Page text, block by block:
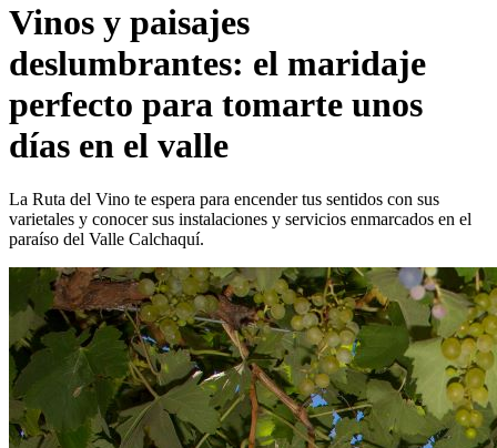
Vinos y paisajes
deslumbrantes: el maridaje
perfecto para tomarte unos
días en el valle
La Ruta del Vino te espera para encender tus sentidos con sus
varietales y conocer sus instalaciones y servicios enmarcados en el
paraíso del Valle Calchaquí.